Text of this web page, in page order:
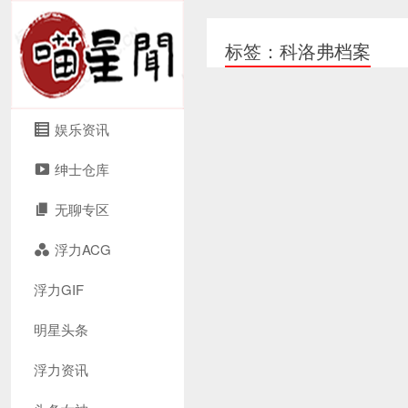
娱乐资讯
绅士仓库
无聊专区
浮力ACG
浮力GIF
明星头条
浮力资讯
标签：科洛弗档案